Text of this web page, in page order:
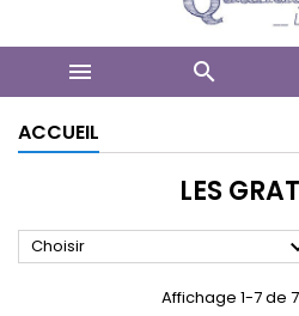
 
ACCUEIL
LES
Choisir
Affichage 1-7 de